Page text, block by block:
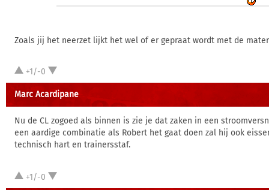
Zoals jij het neerzet lijkt het wel of er gepraat wordt met de
+1/-0
Marc Acardipane
Nu de CL zogoed als binnen is zie je dat zaken in een
een aardige combinatie als Robert het gaat doen zal hij ook
technisch hart en trainersstaf.
+1/-0